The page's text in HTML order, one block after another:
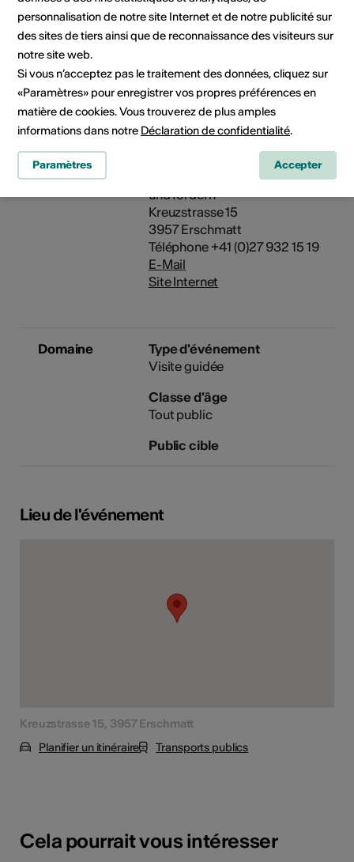
valaisannes et la flore ségétale
unique.
05.07.2025, 10:00 - 12:00
02.08.2025, 10:00 - 12:00
Natur- und Kulturerbe erhalten
und fördern
Kreuzstrasse 15
3957 Erschmatt
Téléphone +41 (0)27 932 15 19
E-Mail
Site Internet
Domaine
Type d'événement
Visite guidée
Classe d'âge
Tout public
Public cible
Lieu de l'événement
Kreuzstrasse 15, 3957 Erschmatt
Planifier un itinéraire
Transports publics
Cela pourrait vous intéresser
personnalisation de notre site Internet et de notre publicité sur
des sites de tiers ainsi que de reconnaissance des visiteurs sur
notre site web.
Si vous n’acceptez pas le traitement des données, cliquez sur
«Paramètres» pour enregistrer vos propres préférences en
matière de cookies. Vous trouverez de plus amples
informations dans notre Déclaration de confidentialité.
Paramètres Accepter